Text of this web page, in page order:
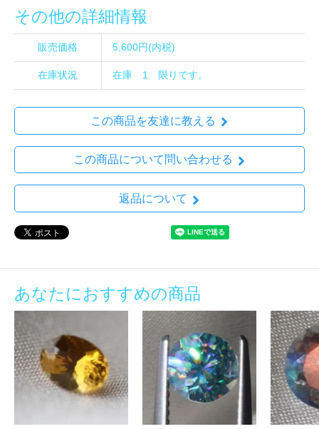
その他の詳細情報
販売価格 5,600円(内税)
在庫状況 在庫 1 限りです。
この商品を友達に教える
この商品について問い合わせる
返品について
あなたにおすすめの商品